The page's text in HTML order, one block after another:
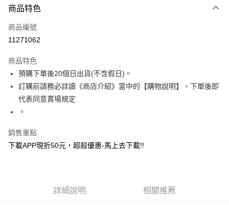
信用卡一次付款
超商取貨付款
運送方式
全家取貨付款
每筆NT$130，滿NT$599(含以上)免運費
付款後7-11取貨.
商品特色
商品編號
11271062
商品特色
預購下單後20個日出貨(不含假日)。
訂購前請務必詳讀《商店介紹》當中的【購物說明】，下單後即
代表同意賣場規定
。
銷售重點
下載APP現折50元，超殺優惠-馬上去下載!!
詳細說明 相關推薦